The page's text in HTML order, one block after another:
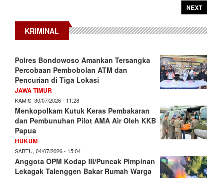
NEXT
KRIMINAL
Polres Bondowoso Amankan Tersangka
Percobaan Pembobolan ATM dan
Pencurian di Tiga Lokasi
JAWA TIMUR
KAMIS, 30/07/2026 - 11:28
Menkopolkam Kutuk Keras Pembakaran
dan Pembunuhan Pilot AMA Air Oleh KKB
Papua
HUKUM
SABTU, 04/07/2026 - 15:04
Anggota OPM Kodap III/Puncak Pimpinan
Lekagak Talenggen Bakar Rumah Warga